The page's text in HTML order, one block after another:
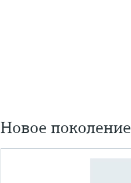
Новое поколение